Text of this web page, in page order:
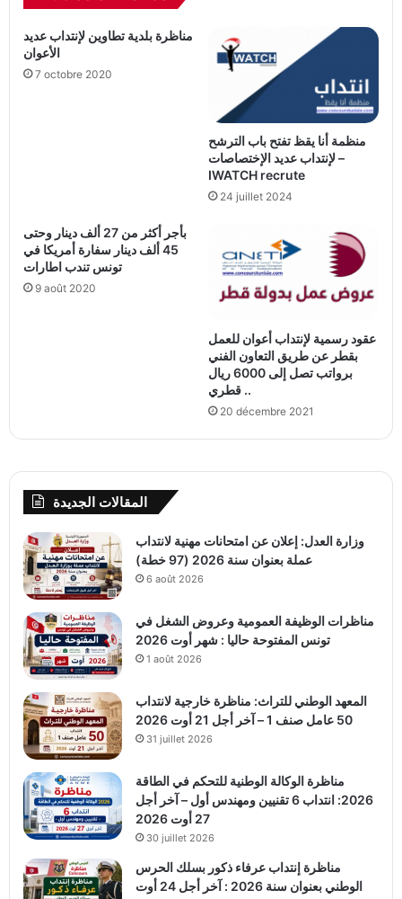
مناظرة بلدية تطاوين لإنتداب عديد
الأعوان
7 octobre 2020
منظمة أنا يقظ تفتح باب الترشح
لإنتداب عديد الإختصاصات –
IWATCH recrute
24 juillet 2024
بأجر أكثر من 27 ألف دينار وحتى
45 ألف دينار سفارة أمريكا في
تونس تندب اطارات
9 août 2020
عقود رسمية لإنتداب أعوان للعمل
بقطر عن طريق التعاون الفني
برواتب تصل إلى 6000 ريال
قطري ..
20 décembre 2021
المقالات الجديدة
وزارة العدل: إعلان عن امتحانات مهنية لانتداب
عملة بعنوان سنة 2026 (97 خطة)
6 août 2026
مناظرات الوظيفة العمومية وعروض الشغل في
تونس المفتوحة حاليا : شهر أوت 2026
1 août 2026
المعهد الوطني للتراث: مناظرة خارجية لانتداب
50 عامل صنف 1 – آخر أجل 21 أوت 2026
31 juillet 2026
مناظرة الوكالة الوطنية للتحكم في الطاقة
2026: انتداب 6 تقنيين ومهندس أول – آخر أجل
27 أوت 2026
30 juillet 2026
مناظرة إنتداب عرفاء ذكور بسلك الحرس
الوطني بعنوان سنة 2026 : آخر أجل 24 أوت